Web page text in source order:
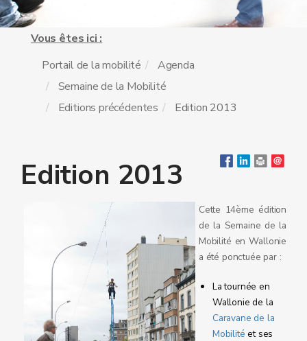
Vous êtes ici :
Portail de la mobilité
Agenda
Semaine de la Mobilité
Editions précédentes
Edition 2013
Edition 2013
Cette 14ème édition
de la Semaine de la
Mobilité en Wallonie
a été ponctuée par :
La tournée en
Wallonie de la
Caravane de la
Mobilité et ses